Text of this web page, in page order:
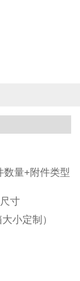
数量+附件类型
寸
小定制）